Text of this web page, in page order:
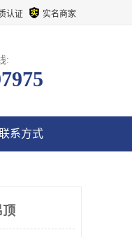
认证 实名商家
:
系方式
顶